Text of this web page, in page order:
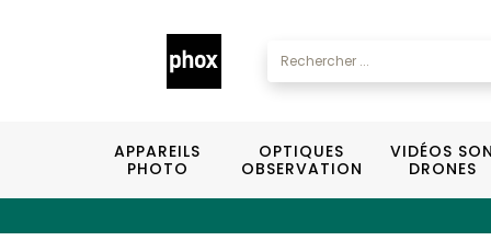
APPAREILS
PHOTO
OPTIQUES
OBSERVATION
VIDÉOS SON
DRONES